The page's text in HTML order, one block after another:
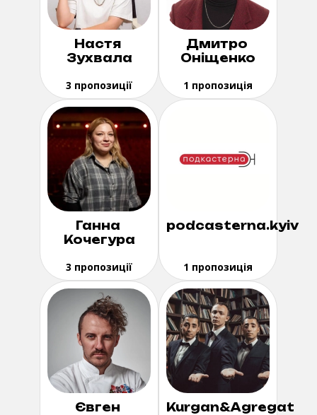
Настя
Зухвала
3 пропозиції
Дмитро
Оніщенко
1 пропозиція
Ганна
Кочегура
3 пропозиції
podcasterna.kyiv
1 пропозиція
Євген
Kurgan&Agregat